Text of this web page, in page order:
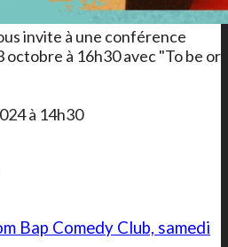
invite à une conférence
octobre à 16h30 avec "To be or
à 14h30
Bap Comedy Club, samedi